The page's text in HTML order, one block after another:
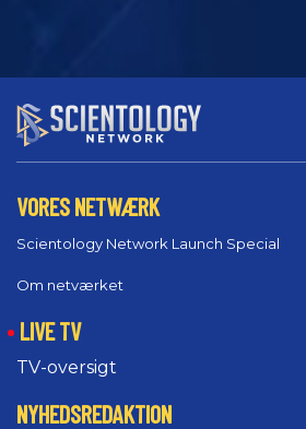
VORES NETWÆRK
Scientology Network Launch Special
Om netværket
LIVE TV
TV-oversigt
NYHEDSREDAKTION